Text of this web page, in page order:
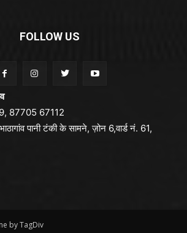
FOLLOW US
87705 67112
पानी टंकी के सामने, ज़ोन 6,वार्ड नं. 61,
by TagDiv